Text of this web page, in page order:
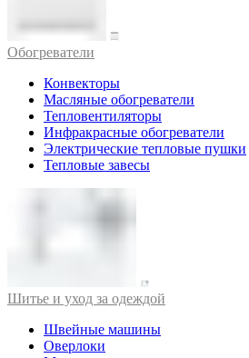
Обогреватели
Конвекторы
Масляные обогреватели
Тепловентиляторы
Инфракрасные обогреватели
Электрические тепловые пушки
Тепловые завесы
Шитье и уход за одеждой
Швейные машины
Оверлоки